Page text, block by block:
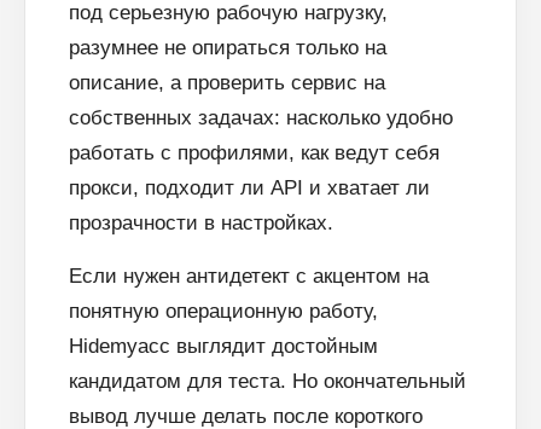
под серьезную рабочую нагрузку,
разумнее не опираться только на
описание, а проверить сервис на
собственных задачах: насколько удобно
работать с профилями, как ведут себя
прокси, подходит ли API и хватает ли
прозрачности в настройках.
Если нужен антидетект с акцентом на
понятную операционную работу,
Hidemyacc выглядит достойным
кандидатом для теста. Но окончательный
вывод лучше делать после короткого